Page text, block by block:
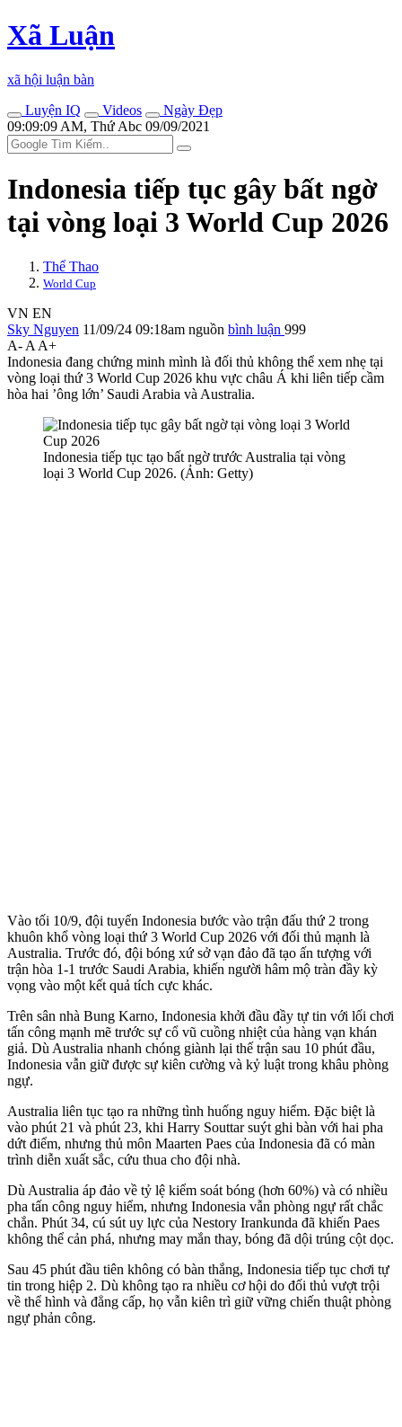
Xã Luận
xã hội luận bàn
Luyện IQ
Videos
Ngày Đẹp
09:09:09 AM, Thứ Abc 09/09/2021
Indonesia tiếp tục gây bất ngờ
tại vòng loại 3 World Cup 2026
Thể Thao
World Cup
VN EN
Sky Nguyen 11/09/24 09:18am nguồn bình luận 999
A- A A+
Indonesia đang chứng minh mình là đối thủ không thể xem nhẹ tại
vòng loại thứ 3 World Cup 2026 khu vực châu Á khi liên tiếp cầm
hòa hai ’ông lớn’ Saudi Arabia và Australia.
Indonesia tiếp tục tạo bất ngờ trước Australia tại vòng
loại 3 World Cup 2026. (Ảnh: Getty)
Vào tối 10/9, đội tuyển Indonesia bước vào trận đấu thứ 2 trong
khuôn khổ vòng loại thứ 3 World Cup 2026 với đối thủ mạnh là
Australia. Trước đó, đội bóng xứ sở vạn đảo đã tạo ấn tượng với
trận hòa 1-1 trước Saudi Arabia, khiến người hâm mộ tràn đầy kỳ
vọng vào một kết quả tích cực khác.
Trên sân nhà Bung Karno, Indonesia khởi đầu đầy tự tin với lối chơi
tấn công mạnh mẽ trước sự cổ vũ cuồng nhiệt của hàng vạn khán
giả. Dù Australia nhanh chóng giành lại thế trận sau 10 phút đầu,
Indonesia vẫn giữ được sự kiên cường và kỷ luật trong khâu phòng
ngự.
Australia liên tục tạo ra những tình huống nguy hiểm. Đặc biệt là
vào phút 21 và phút 23, khi Harry Souttar suýt ghi bàn với hai pha
dứt điểm, nhưng thủ môn Maarten Paes của Indonesia đã có màn
trình diễn xuất sắc, cứu thua cho đội nhà.
Dù Australia áp đảo về tỷ lệ kiểm soát bóng (hơn 60%) và có nhiều
pha tấn công nguy hiểm, nhưng Indonesia vẫn phòng ngự rất chắc
chắn. Phút 34, cú sút uy lực của Nestory Irankunda đã khiến Paes
không thể cản phá, nhưng may mắn thay, bóng đã dội trúng cột dọc.
Sau 45 phút đầu tiên không có bàn thắng, Indonesia tiếp tục chơi tự
tin trong hiệp 2. Dù không tạo ra nhiều cơ hội do đối thủ vượt trội
về thể hình và đẳng cấp, họ vẫn kiên trì giữ vững chiến thuật phòng
ngự phản công.